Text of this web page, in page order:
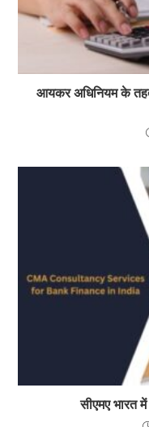
आयकर अधिनियम के
सीएमए भारत